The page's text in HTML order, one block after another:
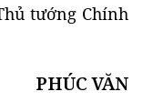
tướng Chính
PHÚC VĂN